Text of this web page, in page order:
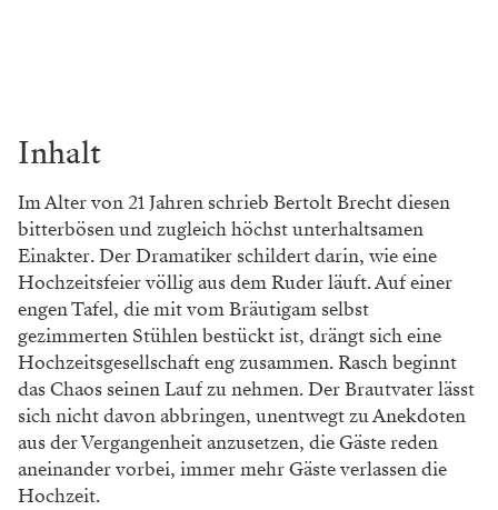
Inhalt
Im Alter von 21 Jahren schrieb Bertolt Brecht diesen
bitterbösen und zugleich höchst unterhaltsamen
Einakter. Der Dramatiker schildert darin, wie eine
Hochzeitsfeier völlig aus dem Ruder läuft. Auf einer
engen Tafel, die mit vom Bräutigam selbst
gezimmerten Stühlen bestückt ist, drängt sich eine
Hochzeitsgesellschaft eng zusammen. Rasch beginnt
das Chaos seinen Lauf zu nehmen. Der Brautvater lässt
sich nicht davon abbringen, unentwegt zu Anekdoten
aus der Vergangenheit anzusetzen, die Gäste reden
aneinander vorbei, immer mehr Gäste verlassen die
Hochzeit.